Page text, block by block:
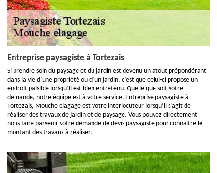
Entreprise paysagiste à Tortezais
Si prendre soin du paysage et du jardin est devenu un atout prépondérant
dans la vie d’une propriété ou d’un jardin, c’est que celui-ci propose un
endroit paisible lorsqu’il est bien entretenu. Quelle que soit votre
demande, notre équipe est à votre service. Entreprise paysagiste à
Tortezais, Mouche elagage est votre interlocuteur lorsqu’il s’agit de
réaliser des travaux de jardin et de paysage. Vous pouvez directement
nous faire parvenir votre demande de devis paysagiste pour connaître le
montant des travaux à réaliser.